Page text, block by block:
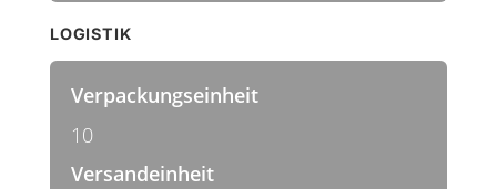
LOGISTIK
Verpackungseinheit
10
Versandeinheit